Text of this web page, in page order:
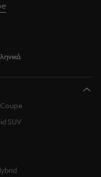
Coupe
SUV